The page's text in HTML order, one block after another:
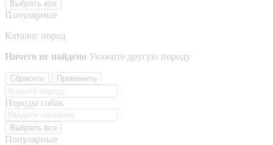
Выбрать все
Популярные
Каталог пород
Ничего не найдено Укажите другую породу
Сбросить Применить
Породы собак
Выбрать все
Популярные